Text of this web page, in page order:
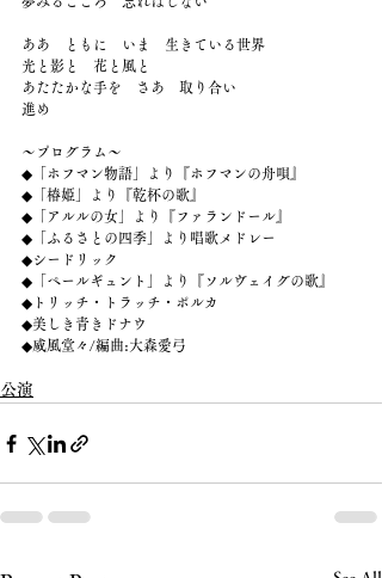
ああ　ともに　いま　生きている世界
光と影と　花と風と
あたたかな手を　さあ　取り合い
進め
〜プログラム〜
◆「ホフマン物語」より『ホフマンの舟唄』
◆「椿姫」より『乾杯の歌』
◆「アルルの女」より『ファランドール』
◆「ふるさとの四季」より唱歌メドレー
◆シードリック
◆「ペールギュント」より『ソルヴェイグの歌』
◆トリッチ・トラッチ・ポルカ
◆美しき青きドナウ
◆威風堂々/編曲:大森愛弓
公演